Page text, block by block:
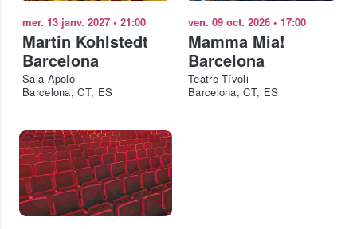
mer. 13 janv. 2027 • 21:00
Martin Kohlstedt
Barcelona
Sala Apolo
Barcelona, CT, ES
ven. 09 oct. 2026 • 17:00
Mamma Mia!
Barcelona
Teatre Tívoli
Barcelona, CT, ES